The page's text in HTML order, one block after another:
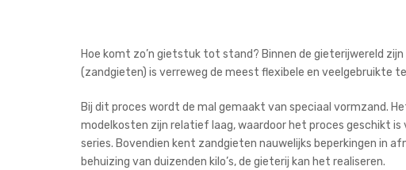
Hoe komt zo’n gietstuk tot stand? Binnen de gieterijwereld
(zandgieten) is verreweg de meest flexibele en veelgebruikte
Bij dit proces wordt de mal gemaakt van speciaal vormzand.
modelkosten zijn relatief laag, waardoor het proces geschikt
series. Bovendien kent zandgieten nauwelijks beperkingen in
behuizing van duizenden kilo’s, de gieterij kan het realiseren.